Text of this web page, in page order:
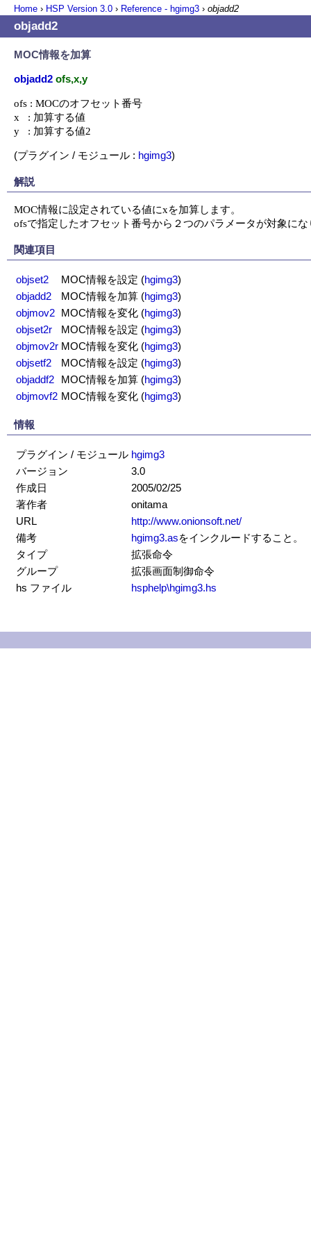
Home › HSP Version 3.0 › Reference - hgimg3 › objadd2
objadd2
MOC情報を加算
objadd2 ofs,x,y
ofs : MOCのオフセット番号
x   : 加算する値
y   : 加算する値2
(プラグイン / モジュール : hgimg3)
解説
MOC情報に設定されている値にxを加算します。
ofsで指定したオフセット番号から２つのパラメータが対象に
関連項目
objset2 MOC情報を設定 (hgimg3)
objadd2
MOC情報を加算 (hgimg3)
objmov2 MOC情報を変化 (hgimg3)
objset2r
MOC情報を設定 (hgimg3)
objmov2r MOC情報を変化 (hgimg3)
objsetf2
MOC情報を設定 (hgimg3)
objaddf2
MOC情報を加算 (hgimg3)
objmovf2 MOC情報を変化 (hgimg3)
情報
プラグイン / モジュール hgimg3
バージョン
3.0
作成日
2005/02/25
著作者
onitama
URL
http://www.onionsoft.net/
備考
hgimg3.asをインクルードすること。
タイプ
拡張命令
グループ
拡張画面制御命令
hs ファイル
hsphelp\hgimg3.hs